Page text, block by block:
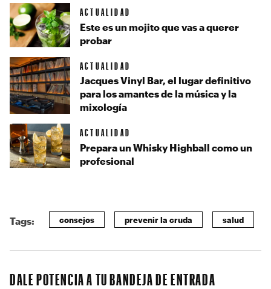
ACTUALIDAD
Este es un mojito que vas a querer
probar
ACTUALIDAD
Jacques Vinyl Bar, el lugar definitivo
para los amantes de la música y la
mixología
ACTUALIDAD
Prepara un Whisky Highball como un
profesional
Tags: consejos prevenir la cruda salud
DALE POTENCIA A TU BANDEJA DE ENTRADA